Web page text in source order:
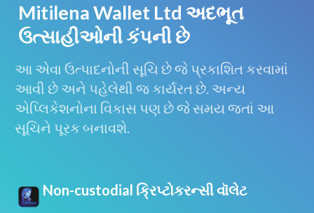
Mitilena Wallet Ltd અદભૂત
ઉત્સાહીઓની કંપની છે
આ એવા ઉત્પાદનોની સૂચિ છે જે પ્રકાશિત કરવામાં
આવી છે અને પહેલેથી જ કાર્યરત છે. અન્ય
એપ્લિકેશનોના વિકાસ પણ છે જે સમય જતાં આ
સૂચિને પૂરક બનાવશે.
Non-custodial ક્રિપ્ટોકરન્સી વૉલેટ